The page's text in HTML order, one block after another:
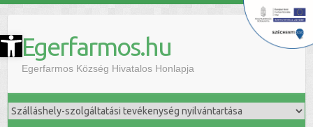
Eszköztár megnyitása Egerfarmos.hu
Egerfarmos Község Hivatalos Honlapja